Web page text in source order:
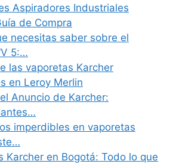
Aspiradores Industriales
de Compra
necesitas saber sobre el
5:…
las vaporetas Karcher
en Leroy Merlin
Anuncio de Karcher:
imperdibles en vaporetas
Karcher en Bogotá: Todo lo que